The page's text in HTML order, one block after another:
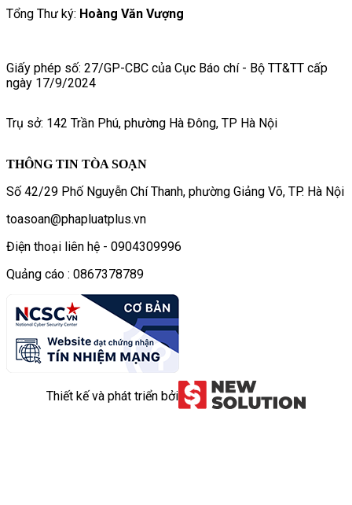
Tổng Thư ký: Hoàng Văn Vượng
Giấy phép số: 27/GP-CBC của Cục Báo chí - Bộ TT&TT cấp
ngày 17/9/2024
Trụ sở: 142 Trần Phú, phường Hà Đông, TP Hà Nội
THÔNG TIN TÒA SOẠN
Số 42/29 Phố Nguyễn Chí Thanh, phường Giảng Võ, TP. Hà Nội
toasoan@phapluatplus.vn
Điện thoại liên hệ - 0904309996
Quảng cáo : 0867378789
Thiết kế và phát triển bởi